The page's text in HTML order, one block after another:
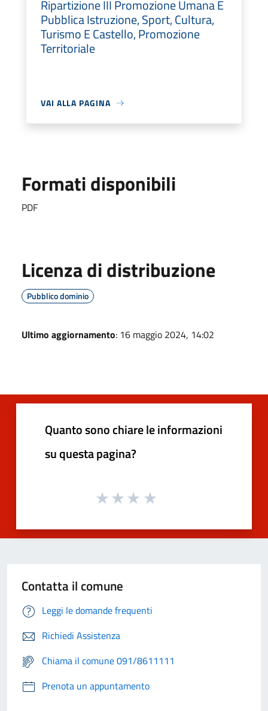
Ripartizione III Promozione Umana E
Pubblica Istruzione, Sport, Cultura,
Turismo E Castello, Promozione
Territoriale
VAI ALLA PAGINA
Formati disponibili
PDF
Licenza di distribuzione
Pubblico dominio
Ultimo aggiornamento: 16 maggio 2024, 14:02
Quanto sono chiare le informazioni
su questa pagina?
Contatta il comune
Leggi le domande frequenti
Richiedi Assistenza
Chiama il comune 091/8611111
Prenota un appuntamento